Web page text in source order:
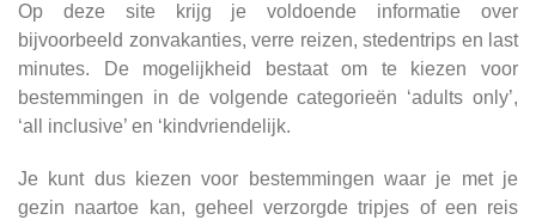
Op deze site krijg je voldoende informatie over
bijvoorbeeld zonvakanties, verre reizen, stedentrips en last
minutes. De mogelijkheid bestaat om te kiezen voor
bestemmingen in de volgende categorieën ‘adults only’,
‘all inclusive’ en ‘kindvriendelijk.
Je kunt dus kiezen voor bestemmingen waar je met je
gezin naartoe kan, geheel verzorgde tripjes of een reis